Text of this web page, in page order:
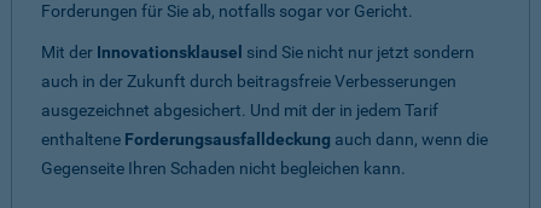
Forderungen für Sie ab, notfalls sogar vor Gericht.
Mit der Innovationsklausel sind Sie nicht nur jetzt sondern
auch in der Zukunft durch beitragsfreie Verbesserungen
ausgezeichnet abgesichert. Und mit der in jedem Tarif
enthaltene Forderungsausfalldeckung auch dann, wenn die
Gegenseite Ihren Schaden nicht begleichen kann.